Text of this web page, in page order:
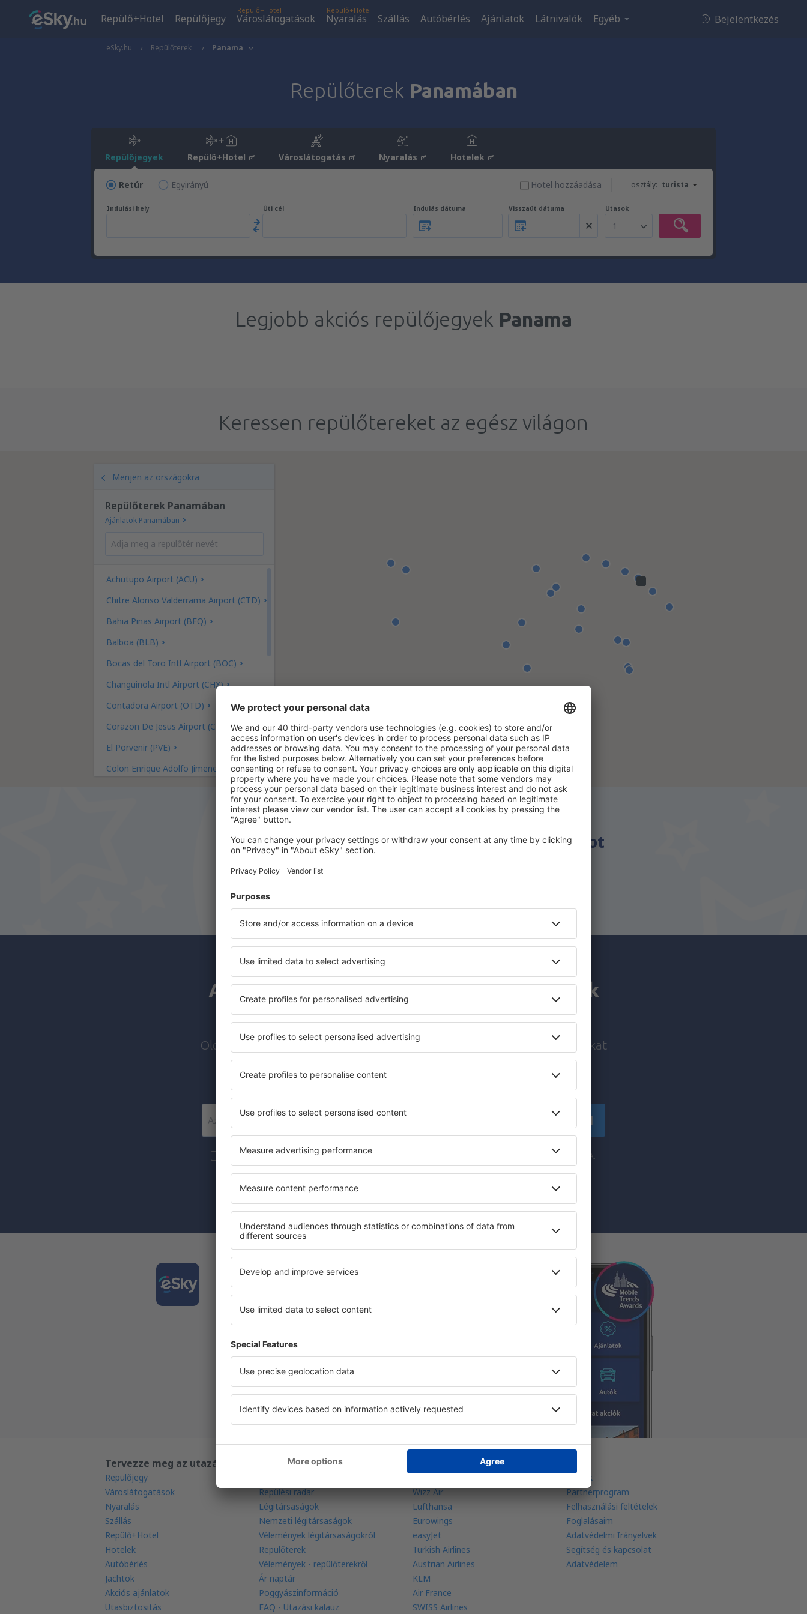
Repülő+Hotel Repülőjegy
Repülő+Hotel
Városlátogatások
Repülő+Hotel
Nyaralás Szállás Autóbérlés Ajánlatok Látnivalók Egyéb Bejelentkezés
eSky.hu Repülőterek Panama
Repülőterek Panamában
Repülőjegyek Repülő+Hotel Városlátogatás Nyaralás Hotelek
Retúr Egyirányú osztály: turista
Hotel hozzáadása
Indulási hely Úti cél Indulás dátuma Visszaút dátuma Utasok
1
Legjobb akciós repülőjegyek Panama
Keressen repülőtereket az egész világon
Menjen az országokra
Repülőterek Panamában
Ajánlatok Panamában
Achutupo Airport (ACU)
Chitre Alonso Valderrama Airport (CTD)
Bahia Pinas Airport (BFQ)
Balboa (BLB)
Bocas del Toro Intl Airport (BOC)
Changuinola Intl Airport (CHX)
Contadora Airport (OTD)
Corazon De Jesus Airport (CZJ)
El Porvenir (PVE)
Colon Enrique Adolfo Jimenez (ONX)
Puerto Obaldia Airport (PUE)
Rio Hato Scarlett Martinez Intl (RIH)
Ustupu-Ogobsucum (OGM)
Takarítson meg időt és pénzt.
Foglaljon Repülő+Hotel csomagot
A hírlevélre feliratkozók többet utaznak
kevesebbért
Olcsó járatok, városlátogatás, nyaralás – kapjon egyedi utazási ajánlatokat
mindenki más előtt.
Csak a legjobbakat küldjük, az utazók becsszavára!
Iratkozzon fel
Szeretnék kedvezőbb árakat kapni bizonyos utazásokra,
és hozzájárulok ahhoz, hogy az eSky.pl S.A.
marketinginformációkat küldjön az általam megadott e-mail-címre.
A jelölőnégyzet megjelölésével, az email cím megadásával és az „Iratkozzon fel” kiválasztásával
Töltse le az alkalmazásunkat
és tervezze meg az útjait
kényelmesen
A legjobb értékelésű alkalmazás az utazási kategóriában
Új napi ajánlatok a kezénél
Minden foglalása egy helyen
Tervezze meg az utazást
Repülőjegy
Városlátogatások
Nyaralás
Szállás
Repülő+Hotel
Hotelek
Autóbérlés
Jachtok
Akciós ajánlatok
Utasbiztositás
Tudjon meg többet
Repülési radar
Légitársaságok
Nemzeti légitársaságok
Vélemények légitársaságokról
Repülőterek
Vélemények - repülőterekről
Ár naptár
Poggyászinformáció
FAQ - Utazási kalauz
Légitársaságok
Ryanair
Wizz Air
Lufthansa
Eurowings
easyJet
Turkish Airlines
Austrian Airlines
KLM
Air France
SWISS Airlines
Rólunk
Partnerprogram
Felhasználási feltételek
Foglalásaim
Adatvédelmi Irányelvek
Segítség és kapcsolat
Adatvédelem